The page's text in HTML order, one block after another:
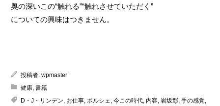
奥の深いこの“触れる”“触れさせていただく”
についての興味はつきません。
投稿者: wpmaster
健康 書籍
D・J・リンデン お仕事 ポルシェ 今この時代 内容 岩坂彰 手の感覚